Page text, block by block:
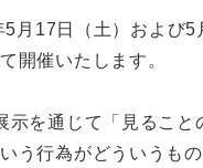
月17日（土）および
開催いたします。
示を通じて「見るこ
う行為がどういうも